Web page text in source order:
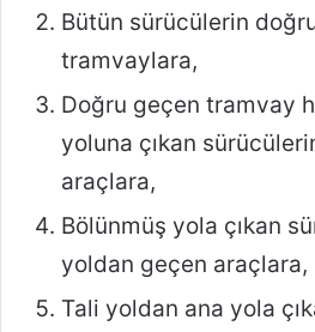
Bütün sürücülerin
tramvaylara,
Doğru geçen tramvay
yoluna çıkan
araçlara,
Bölünmüş yola çıkan
yoldan geçen araçlara,
Tali yoldan ana yola